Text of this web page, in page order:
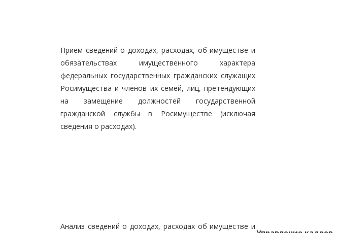
Прием сведений о доходах, расходах, об имуществе и
обязательствах имущественного характера
федеральных государственных гражданских служащих
Росимущества и членов их семей, лиц, претендующих
на замещение должностей государственной
гражданской службы в Росимуществе (исключая
сведения о расходах).
Анализ сведений о доходах, расходах об имуществе и